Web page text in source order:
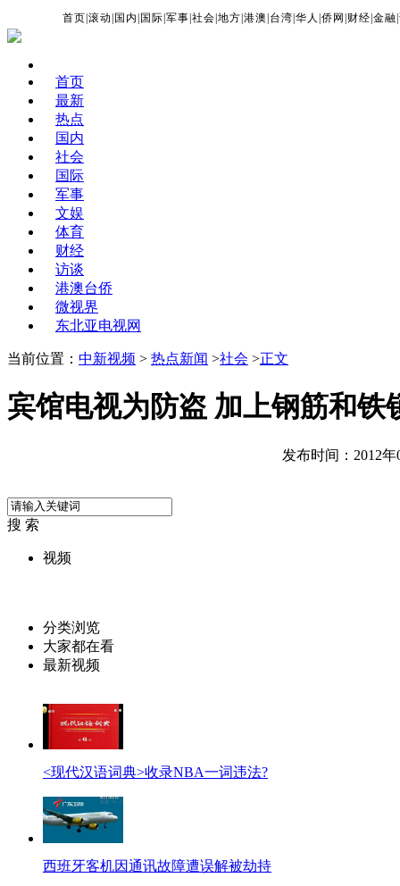
首页 |滚动 国内 国际 |军事 |社会 |地方 |港澳 台湾 |华人 |侨网 财经 |金融 |
首页
最新
热点
国内
社会
国际
军事
文娱
体育
财经
访谈
港澳台侨
微视界
东北亚电视网
当前位置： 中新视频 > 热点新闻 >社会 >正文
宾馆电视为防盗 加上钢筋和铁
发布时间：2012年
搜 索
视频
分类浏览
大家都在看
最新视频
<现代汉语词典>收录NBA一词违法?
西班牙客机因通讯故障遭误解被劫持